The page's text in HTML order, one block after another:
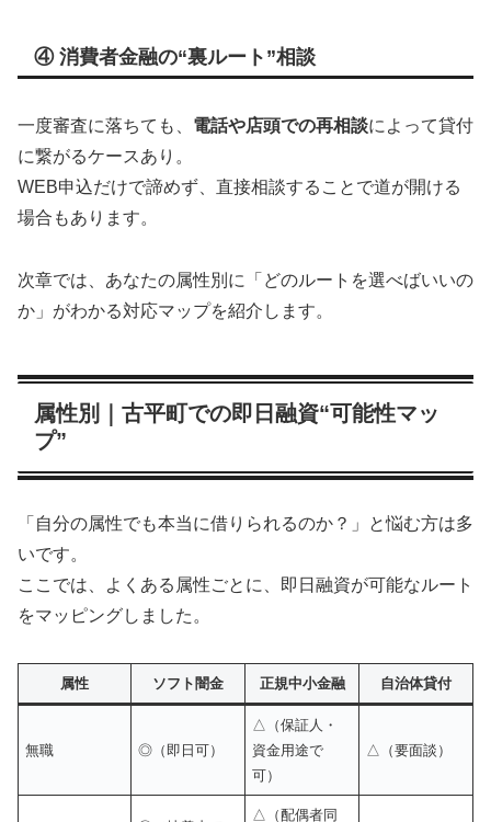
④ 消費者金融の“裏ルート”相談
一度審査に落ちても、 電話や店頭での再相談によって貸付
に繋がるケースあり。
WEB申込だけで諦めず、直接相談することで道が開ける
場合もあります。
次章では、あなたの属性別に「どのルートを選べばいいの
か」がわかる対応マップを紹介します。
属性別｜古平町での即日融資“可能性マッ
プ”
「自分の属性でも本当に借りられるのか？」と悩む方は多
いです。
ここでは、よくある属性ごとに、即日融資が可能なルート
をマッピングしました。
属性 ソフト闇金 正規中小金融 自治体貸付
無職 ◎（即日可）
△（保証人・
資金用途で
可）
△（要面談）
△（配偶者同